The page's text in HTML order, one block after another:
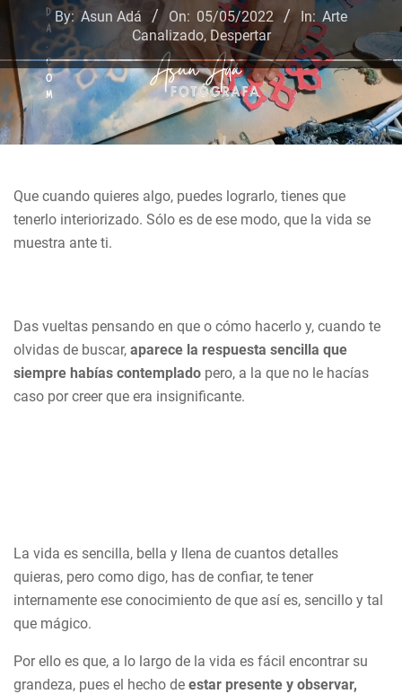
By: Asun Adá On: 05/05/2022 In: Arte
Canalizado, Despertar
Que cuando quieres algo, puedes lograrlo, tienes que
tenerlo interiorizado. Sólo es de ese modo, que la vida se
muestra ante ti.
Das vueltas pensando en que o cómo hacerlo y, cuando te
olvidas de buscar, aparece la respuesta sencilla que
siempre habías contemplado pero, a la que no le hacías
caso por creer que era insignificante.
La vida es sencilla, bella y llena de cuantos detalles
quieras, pero como digo, has de confiar, te tener
internamente ese conocimiento de que así es, sencillo y tal
que mágico.
Por ello es que, a lo largo de la vida es fácil encontrar su
grandeza, pues el hecho de estar presente y observar,